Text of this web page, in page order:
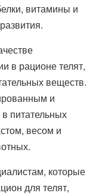
витамины и
в рационе телят,
веществ.
и
питательных
весом и
которые
для телят,